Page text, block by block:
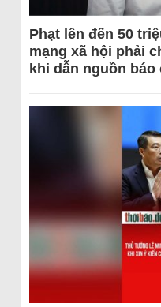
Phạt lên đến 50
mạng xã hội phải
khi dẫn nguồn báo